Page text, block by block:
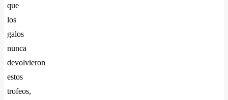
que
los
galos
nunca
devolvieron
estos
trofeos,